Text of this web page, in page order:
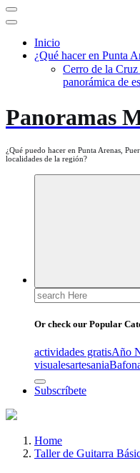
Inicio
¿Qué hacer en Punta
Cerro de la
panorámica de
Panoramas
¿Qué puedo hacer en Punta Arenas,
localidades de la región?
Search
for:
Or check our Popular
actividades gratisAño
visualesartesania
Subscríbete
Home
Taller de Guitarra